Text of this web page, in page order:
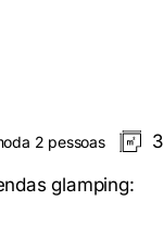
2 pessoas
glamping: